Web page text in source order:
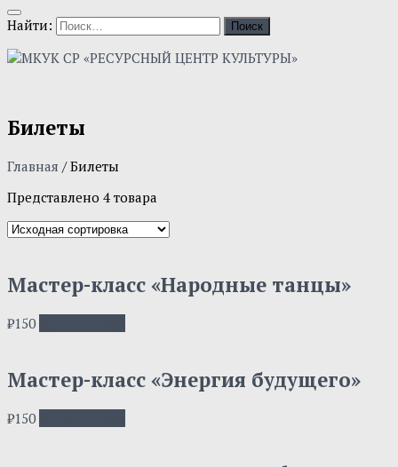
Найти:
Билеты
Главная / Билеты
Представлено 4 товара
Мастер-класс «Народные танцы»
₽150
Мастер-класс «Энергия будущего»
₽150